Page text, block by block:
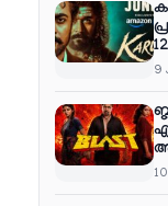
9